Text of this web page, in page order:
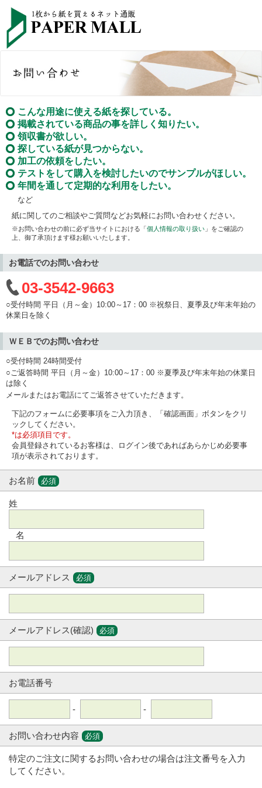
こんな用途に使える紙を探している。
掲載されている商品の事を詳しく知りたい。
領収書が欲しい。
探している紙が見つからない。
加工の依頼をしたい。
テストをして購入を検討したいのでサンプルがほしい。
年間を通して定期的な利用をしたい。
など
紙に関してのご相談やご質問などお気軽にお問い合わせください。
※お問い合わせの前に必ず当サイトにおける「個人情報の取り扱い 」をご確認の
上、御了承頂けます様お願いいたします。
お電話でのお問い合わせ
03-3542-9663
○受付時間 平日（月～金）10:00～17：00 ※祝祭日、夏季及び年末年始の
休業日を除く
ＷＥＢでのお問い合わせ
○受付時間 24時間受付
○ご返答時間 平日（月～金）10:00～17：00 ※夏季及び年末年始の休業日
は除く
メールまたはお電話にてご返答させていただきます。
下記のフォームに必要事項をご入力頂き、「確認画面」ボタンをクリ
ックしてください。
*は必須項目です。
会員登録されているお客様は、ログイン後であればあらかじめ必要事
項が表示されております。
お名前 必須
姓
名
メールアドレス 必須
メールアドレス(確認) 必須
お電話番号
- -
お問い合わせ内容 必須
特定のご注文に関するお問い合わせの場合は注文番号を入力
してください。